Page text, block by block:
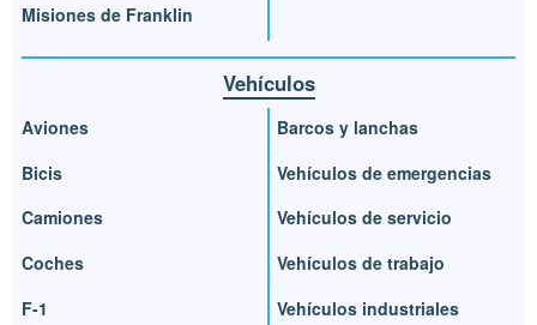
Misiones de Franklin
Vehículos
Aviones
Bicis
Camiones
Coches
F-1
Barcos y lanchas
Vehículos de emergencias
Vehículos de servicio
Vehículos de trabajo
Vehículos industriales